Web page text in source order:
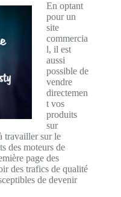
En optant
pour un
site
commercia
l, il est
aussi
possible de
vendre
directemen
t vos
produits
sur
travailler sur le
des moteurs de
page des
des trafics de qualité
de devenir